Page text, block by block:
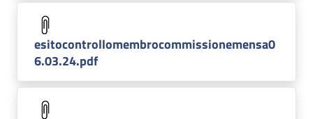
esitocontrollomembrocommissionemensa0
6.03.24.pdf